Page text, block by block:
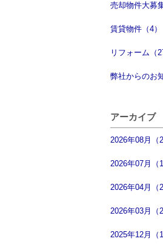
売却物件大募
賃貸物件（4）
リフォーム（
弊社からのお
アーカイブ
2026年08月（2
2026年07月（1
2026年04月（2
2026年03月（2
2025年12月（1